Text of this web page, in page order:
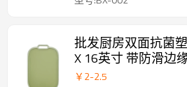
批发厨房双面抗菌
X 16英寸 带防滑边
￥2-2.5